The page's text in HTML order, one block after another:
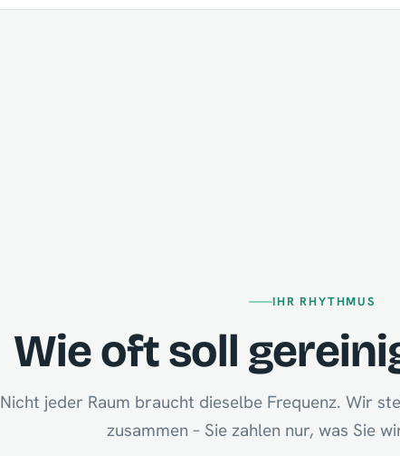
IHR RHYTHMUS
Wie oft soll
Nicht jeder Raum braucht dieselbe Frequenz. Wir
zusammen – Sie zahlen nur, was Sie